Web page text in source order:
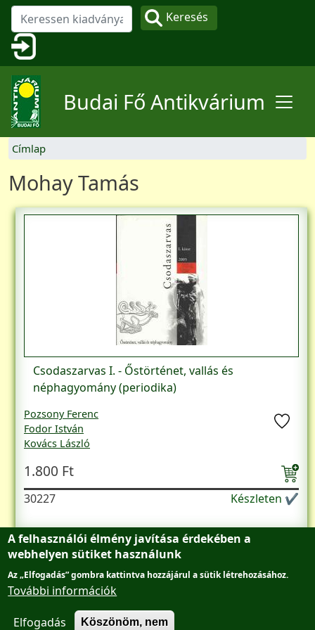
Ugrás a tartalomra
Keresés
Felhasználói fiók menüje
Budai Fő Antikvárium
Címlap
Mohay Tamás
Csodaszarvas I. - Őstörténet, vallás és
néphagyomány (periodika)
Pozsony Ferenc
Fodor István
Kovács László
Mohay Tamás
Abkarovits Endre
1.800 Ft
30227 Készleten ✔
Lábléc menü
Adatvédelmi tájékoztató
AntikvárBudán
Kapcsolat
A felhasználói élmény javítása érdekében a
webhelyen sütiket használunk
Az „Elfogadás” gombra kattintva hozzájárul a sütik létrehozásához.
További információk
Elfogadás Köszönöm, nem